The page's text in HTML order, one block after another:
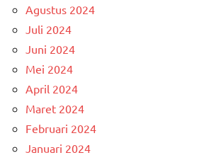
Agustus 2024
Juli 2024
Juni 2024
Mei 2024
April 2024
Maret 2024
Februari 2024
Januari 2024